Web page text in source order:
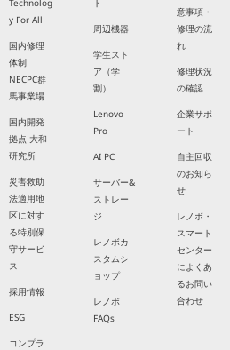
Technolog
y For All
国内修理
体制
NECPC群
馬事業場
国内開発
拠点 大和
研究所
災害救助
法適用地
区に対す
る特別保
守サービ
ス
採用情報
ESG
コンプラ
ト
周辺機器
学生スト
ア（学
割）
Lenovo
Pro
AI PC
サーバー&
ストレー
ジ
レノボカ
スタムシ
ョップ
レノボ
FAQs
意事項・
修理の流
れ
修理状況
の確認
企業サポ
ート
自主回収
のお知ら
せ
レノボ・
スマート
センター
によくあ
るお問い
合わせ